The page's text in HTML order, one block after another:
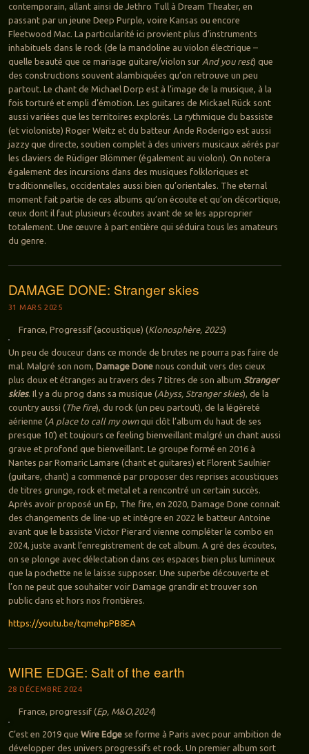
contemporain, allant ainsi de Jethro Tull à Dream Theater, en
passant par un jeune Deep Purple, voire Kansas ou encore
Fleetwood Mac. La particularité ici provient plus d’instruments
inhabituels dans le rock (de la mandoline au violon électrique –
quelle beauté que ce mariage guitare/violon sur And you rest) que
des constructions souvent alambiquées qu’on retrouve un peu
partout. Le chant de Michael Dorp est à l’image de la musique, à la
fois torturé et empli d’émotion. Les guitares de Mickael Rück sont
aussi variées que les territoires explorés. La rythmique du bassiste
(et violoniste) Roger Weitz et du batteur Ande Roderigo est aussi
jazzy que directe, soutien complet à des univers musicaux aérés par
les claviers de Rüdiger Blömmer (également au violon). On notera
également des incursions dans des musiques folkloriques et
traditionnelles, occidentales aussi bien qu’orientales. The eternal
moment fait partie de ces albums qu’on écoute et qu’on décortique,
ceux dont il faut plusieurs écoutes avant de se les approprier
totalement. Une œuvre à part entière qui séduira tous les amateurs
du genre.
DAMAGE DONE: Stranger skies
31 MARS 2025
France, Progressif (acoustique) (Klonosphère, 2025)
Un peu de douceur dans ce monde de brutes ne pourra pas faire de
mal. Malgré son nom, Damage Donenous conduit vers des cieux
plus doux et étranges au travers des 7 titres de son album Stranger
skies. Il y a du prog dans sa musique (Abyss, Stranger skies), de la
country aussi (The fire), du rock (un peu partout), de la légèreté
aérienne (A place to call my ownqui clôt l’album du haut de ses
presque 10′) et toujours ce feeling bienveillant malgré un chant aussi
grave et profond que bienveillant. Le groupe formé en 2016 à
Nantes par Romaric Lamare (chant et guitares) et Florent Saulnier
(guitare, chant) a commencé par proposer des reprises acoustiques
de titres grunge, rock et metal et a rencontré un certain succès.
Après avoir proposé un Ep, The fire, en 2020, Damage Done connait
des changements de line-up et intègre en 2022 le batteur Antoine
avant que le bassiste Victor Pierard vienne compléter le combo en
2024, juste avant l’enregistrement de cet album. A gré des écoutes,
on se plonge avec délectation dans ces espaces bien plus lumineux
que la pochette ne le laisse supposer. Une superbe découverte et
l’on ne peut que souhaiter voir Damage grandir et trouver son
public dans et hors nos frontières.
https://youtu.be/tqmehpPB8EA
WIRE EDGE: Salt of the earth
28 DÉCEMBRE 2024
France, progressif (Ep, M&O,2024)
C’est en 2019 que Wire Edgese forme à Paris avec pour ambition de
développer des univers progressifs et rock. Un premier album sort